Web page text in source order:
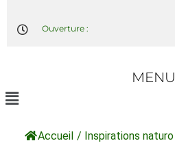
Ouverture :
MENU
Accueil / Inspirations naturo